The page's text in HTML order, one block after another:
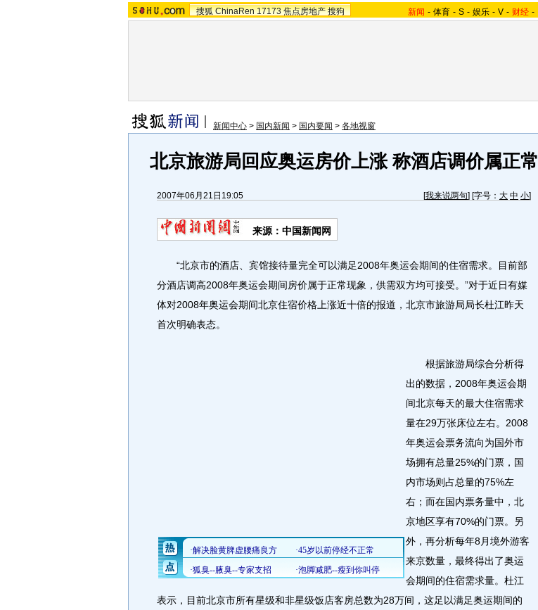
搜狐 ChinaRen 17173 焦点房地产 搜狗 新闻 - 体育 - S - 娱乐 - V - 财经 -
新闻中心 > 国内新闻 > 国内要闻 > 各地视窗
北京旅游局回应奥运房价上涨 称酒店调价属正常
2007年06月21日19:05 [我来说两句] [字号： 大 中 小]
来源：中国新闻网
“北京市的酒店、宾馆接待量完全可以满足2008年奥运会期间的住宿需求。目前部
分酒店调高2008年奥运会期间房价属于正常现象，供需双方均可接受。”对于近日有媒
体对2008年奥运会期间北京住宿价格上涨近十倍的报道，北京市旅游局局长杜江昨天
首次明确表态。
根据旅游局综合分析得
出的数据，2008年奥运会期
间北京每天的最大住宿需求
量在29万张床位左右。2008
年奥运会票务流向为国外市
场拥有总量25%的门票，国
内市场则占总量的75%左
右；而在国内票务量中，北
京地区享有70%的门票。另
外，再分析每年8月境外游客
来京数量，最终得出了奥运
会期间的住宿需求量。杜江
表示，目前北京市所有星级和非星级饭店客房总数为28万间，这足以满足奥运期间的